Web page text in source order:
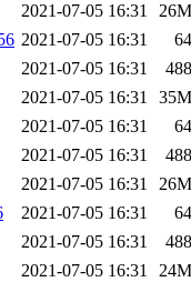
2021-07-05 16:31
26M
2021-07-05 16:31
64
2021-07-05 16:31
488
2021-07-05 16:31
35M
2021-07-05 16:31
64
2021-07-05 16:31
488
2021-07-05 16:31
26M
2021-07-05 16:31
64
2021-07-05 16:31
488
2021-07-05 16:31
24M